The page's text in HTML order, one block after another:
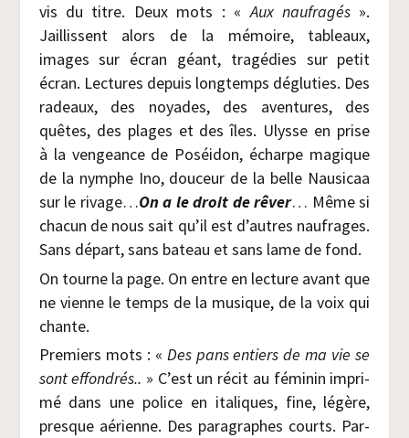
vis du titre. Deux mots : «Aux nau­fra­gés ».
Jaillissent alors de la mémoire, tableaux,
images sur écran géant, tra­gé­dies sur petit
écran. Lec­tures depuis long­temps déglu­ties. Des
radeaux, des noyades, des aven­tures, des
quêtes, des plages et des îles. Ulysse en prise
à la ven­geance de Poséi­don, écharpe magique
de la nymphe Ino, dou­ceur de la belle Nau­si­caa
sur le rivage…On a le droit de rêver… Même si
cha­cun de nous sait qu’il est d’autres nau­frages.
Sans départ, sans bateau et sans lame de fond.
On tourne la page. On entre en lec­ture avant que
ne vienne le temps de la musique, de la voix qui
chante.
Pre­miers mots : « Des pans entiers de ma vie se
sont effon­drés.. » C’est un récit au fémi­nin impri­
mé dans une police en ita­liques, fine, légère,
presque aérienne. Des para­graphes courts. Par­